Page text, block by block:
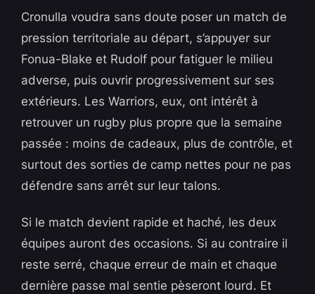
Cronulla voudra sans doute poser un match de
pression territoriale au départ, s’appuyer sur
Fonua-Blake et Rudolf pour fatiguer le milieu
adverse, puis ouvrir progressivement sur ses
extérieurs. Les Warriors, eux, ont intérêt à
retrouver un rugby plus propre que la semaine
passée : moins de cadeaux, plus de contrôle, et
surtout des sorties de camp nettes pour ne pas
défendre sans arrêt sur leur talons.
Si le match devient rapide et haché, les deux
équipes auront des occasions. Si au contraire il
reste serré, chaque erreur de main et chaque
dernière passe mal sentie pèseront lourd. Et